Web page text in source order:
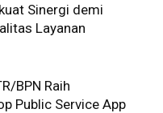
Sinergi demi
Layanan
BPN Raih
Public Service App